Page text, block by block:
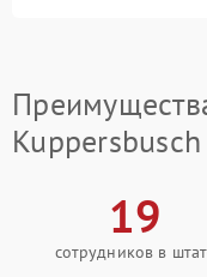
Kuppersbusch
19
сотрудников в